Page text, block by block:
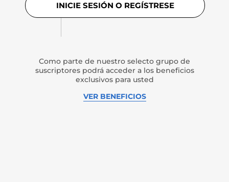
INICIE SESIÓN O REGÍSTRESE
Como parte de nuestro selecto grupo de
suscriptores podrá acceder a los beneficios
exclusivos para usted
VER BENEFICIOS